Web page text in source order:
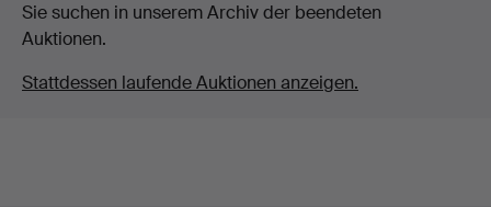
Sie suchen in unserem Archiv der beendeten
Auktionen.
Stattdessen laufende Auktionen anzeigen.